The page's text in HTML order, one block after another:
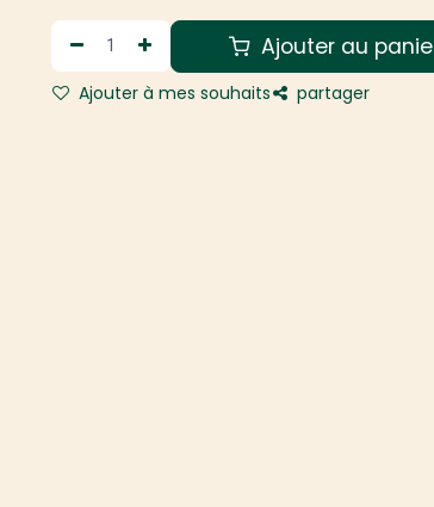
Ajouter au
Ajouter à mes souhaits partager